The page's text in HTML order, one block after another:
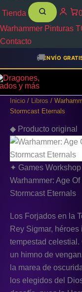
Tienda
Warhammer Pinturas
Contacto
🚚ENVÍO
Inicio / Libros /
Stormcast Eternals
◆ Producto original
✦ Games Workshop
Warhammer: Age
Stormcast Eternals
Los Forjados en la
Rey Sigmar,
tempestad
un himno de
la marea de
los elegidos del
Age
Of
Sigmar
-
Battletome
-
Stormcast
Eternals
cantidad